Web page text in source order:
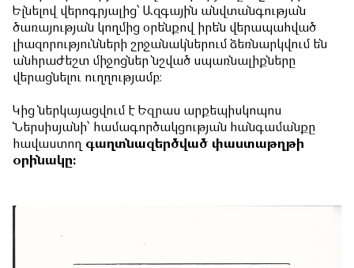
Ելնելով վերոգրյալից՝ Ազգային անվտանգության
ծառայության կողմից օրենքով իրեն վերապահված
լիազորությունների շրջանակներում ձեռնարկվում են
անհրաժեշտ միջոցներ նշված սպառնալիքները
վերացնելու ուղղությամբ։
Կից ներկայացվում է Եզրաս արքեպիսկոպոս
Ներսիսյանի՝ համագործակցության հանգամանքը
հավաստող գաղտնազերծված փաստաթղթի
օրինակը։